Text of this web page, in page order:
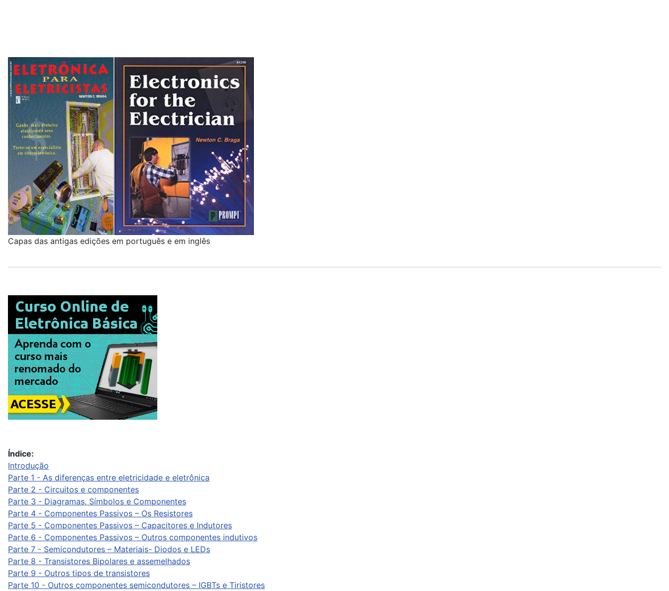
Capas das antigas edições em português e em inglês
Índice:
Introdução
Parte 1 - As diferenças entre eletricidade e eletrônica
Parte 2 - Circuitos e componentes
Parte 3 - Diagramas, Símbolos e Componentes
Parte 4 - Componentes Passivos – Os Resistores
Parte 5 - Componentes Passivos – Capacitores e Indutores
Parte 6 - Componentes Passivos – Outros componentes indutivos
Parte 7 - Semicondutores – Materiais- Diodos e LEDs
Parte 8 - Transistores Bipolares e assemelhados
Parte 9 - Outros tipos de transistores
Parte 10 - Outros componentes semicondutores – IGBTs e Tiristores